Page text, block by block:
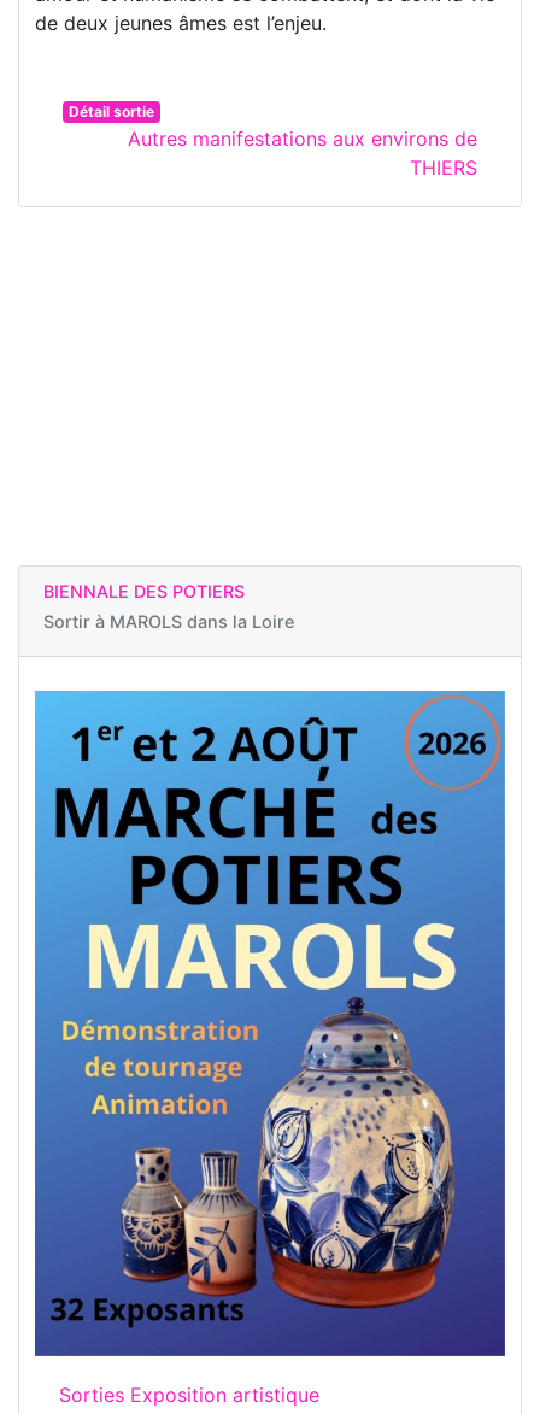
de deux jeunes âmes est l’enjeu.
Détail sortie
Autres manifestations aux environs de
THIERS
BIENNALE DES POTIERS
Sortir à MAROLS dans la Loire
Sorties Exposition artistique